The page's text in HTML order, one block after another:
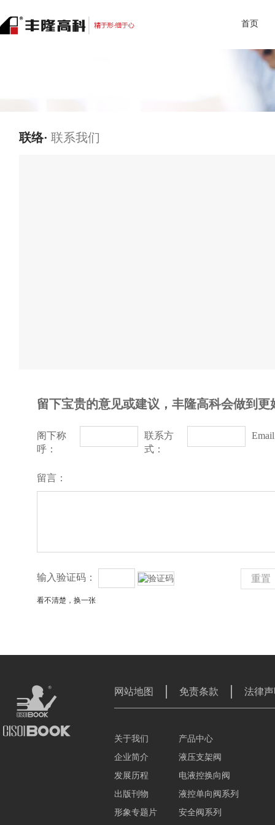
首页
联络· 联系我们
留下宝贵的意见或建议，丰隆高科会做到更
阁下称
呼：
联系方
式：
留言：
输入验证码：
看不清楚，换一张
重置
网站地图 免责条款 法律
关于我们
企业简介
发展历程
出版刊物
形象专题片
产品中心
液压支架阀
电液控换向阀
液控单向阀系列
安全阀系列